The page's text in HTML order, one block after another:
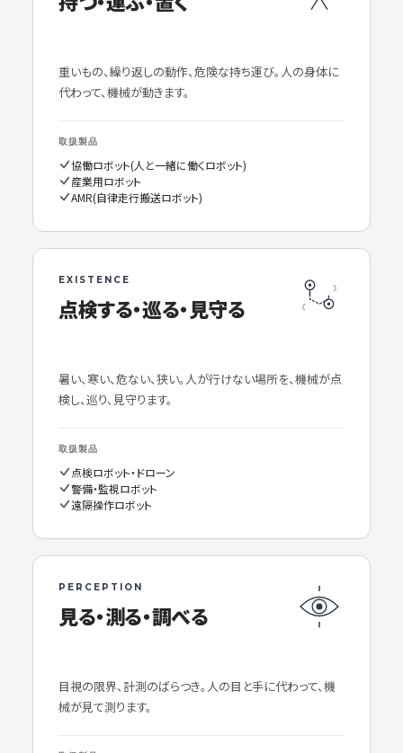
重いもの、繰り返しの動作、危険な持ち運び。人の身体に
代わって、機械が動きます。
取扱製品
協働ロボット(人と一緒に働くロボット)
産業用ロボット
AMR(自律走行搬送ロボット)
EXISTENCE
点検する・巡る・見守る
暑い、寒い、危ない、狭い。人が行けない場所を、機械が点
検し、巡り、見守ります。
取扱製品
点検ロボット・ドローン
警備・監視ロボット
遠隔操作ロボット
PERCEPTION
見る・測る・調べる
目視の限界、計測のばらつき。人の目と手に代わって、機
械が見て測ります。